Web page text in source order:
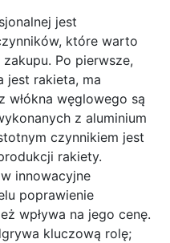
jest
które warto
Po pierwsze,
jest rakieta, ma
włókna węglowego są
z aluminium
czynnikiem jest
rakiety.
innowacyjne
poprawienie
wpływa na jego cenę.
kluczową rolę;